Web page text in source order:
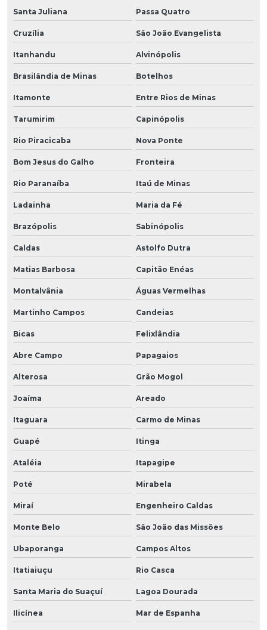
Santa Juliana Passa Quatro
Cruzília São João Evangelista
Itanhandu Alvinópolis
Brasilândia de Minas Botelhos
Itamonte Entre Rios de Minas
Tarumirim Capinópolis
Rio Piracicaba Nova Ponte
Bom Jesus do Galho Fronteira
Rio Paranaíba Itaú de Minas
Ladainha Maria da Fé
Brazópolis Sabinópolis
Caldas Astolfo Dutra
Matias Barbosa Capitão Enéas
Montalvânia Águas Vermelhas
Martinho Campos Candeias
Bicas Felixlândia
Abre Campo Papagaios
Alterosa Grão Mogol
Joaíma Areado
Itaguara Carmo de Minas
Guapé Itinga
Ataléia Itapagipe
Poté Mirabela
Miraí Engenheiro Caldas
Monte Belo São João das Missões
Ubaporanga Campos Altos
Itatiaiuçu Rio Casca
Santa Maria do Suaçuí Lagoa Dourada
Ilicínea Mar de Espanha